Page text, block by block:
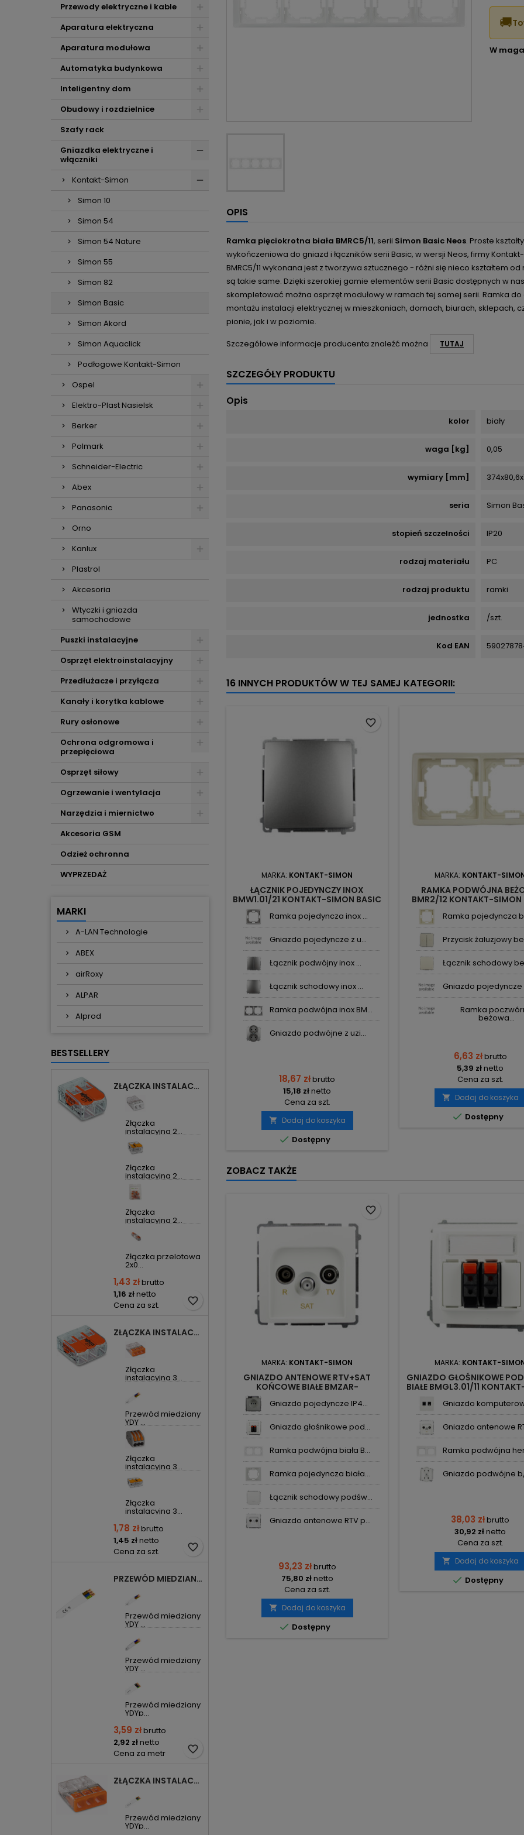
Przewody elektryczne i kable
Aparatura elektryczna
Aparatura modułowa
Automatyka budynkowa
Inteligentny dom
Obudowy i rozdzielnice
Szafy rack
Gniazdka elektryczne i
włączniki
Kontakt-Simon
Simon 10
Simon 54
Simon 54 Nature
Simon 55
Simon 82
Simon Basic
Simon Akord
Simon Aquaclick
Podłogowe Kontakt-Simon
Ospel
Elektro-Plast Nasielsk
Berker
Polmark
Schneider-Electric
Abex
Panasonic
Orno
Kanlux
Plastrol
Akcesoria
Wtyczki i gniazda
samochodowe
Puszki instalacyjne
Osprzęt elektroinstalacyjny
Przedłużacze i przyłącza
Kanały i korytka kablowe
Rury osłonowe
Ochrona odgromowa i
przepięciowa
Osprzęt siłowy
Ogrzewanie i wentylacja
Narzędzia i miernictwo
Akcesoria GSM
Odzież ochronna
WYPRZEDAŻ
MARKI
A-LAN Technologie
ABEX
airRoxy
ALPAR
Alprod
BESTSELLERY
ZŁĄCZKA INSTALACYJNA 2X UNIWERSALNA COMPACT 221-412 WAGO
Złączka
instalacyjna 2...
Złączka
instalacyjna 2...
Złączka
instalacyjna 2...
Złączka przelotowa
2x0...
1,43 złbrutto
1,16 złnetto
Cena za szt.
favorite_border
ZŁĄCZKA INSTALACYJNA 3X UNIWERSALNA COMPACT 221-413 WAGO
Złączka
instalacyjna 3...
Przewód miedziany
YDY ...
Złączka
instalacyjna 3...
Złączka
instalacyjna 3...
1,78 złbrutto
1,45 złnetto
Cena za szt.
favorite_border
PRZEWÓD MIEDZIANY YDYP DRUT 3X1,5MM2 ŻO 450/750V
Przewód miedziany
YDY ...
Przewód miedziany
YDY ...
Przewód miedziany
YDYp...
3,59 złbrutto
2,92 złnetto
Cena za metr
favorite_border
ZŁĄCZKA INSTALACYJNA 3X COMPACT POMARAŃCZOWA 2273-203 WAGO
Przewód miedziany
YDYp...
🚚
W
OPIS
Ramka pięciokrotna biała BMRC5/11, serii Simon Basic Neos. Proste
wykończeniowa do gniazd i łączników serii Basic, w wersji Neos, firmy
BMRC5/11 wykonana jest z tworzywa sztucznego - różni się nieco kształtem
są takie same. Dzięki szerokiej gamie elementów serii Basic dostępnych w
skompletować można osprzęt modułowy w ramach tej samej serii. Ramka
montażu instalacji elektrycznej w mieszkaniach, domach, biurach, sklepach,
pionie, jak i w poziomie.
Szczegółowe informacje producenta znaleźć można
TUTAJ
SZCZEGÓŁY PRODUKTU
Opis
kolor biały
waga [kg] 0,05
wymiary [mm]
seria Simon
stopień szczelności IP20
rodzaj materiału PC
rodzaj produktu ramki
jednostka /szt.
Kod EAN
16 INNYCH PRODUKTÓW W TEJ SAMEJ KATEGORII:
MARKA: KONTAKT-SIMON
ŁĄCZNIK POJEDYNCZY INOX
BMW1.01/21 KONTAKT-SIMON BASIC
Ramka pojedyncza inox ...
Gniazdo pojedyncze z u...
Łącznik podwójny inox ...
Łącznik schodowy inox ...
Ramka podwójna inox BM...
Gniazdo podwójne z uzi...
18,67 złbrutto
15,18 złnetto
Cena za szt.
 Dodaj do koszyka
 Dostępny
favorite_border
MARKA: KONTAKT-
RAMKA PODWÓJNA
BMR2/12 KONTAKT-SIMON
Ramka pojedyncza
Przycisk żaluzjowy
Łącznik schodowy
Gniazdo pojedyncze
Ramka
beżowa...
6,63 złbrutto
5,39 złnetto
Cena za szt.
 Dodaj do koszyka
 Dostępny
ZOBACZ TAKŻE
MARKA: KONTAKT-SIMON
GNIAZDO ANTENOWE RTV+SAT
KOŃCOWE BIAŁE BMZAR-
SAT1.3/1.01/11 SIMON BASIC
KONTAKT-SIMON
Gniazdo pojedyncze IP4...
Gniazdo głośnikowe pod...
Ramka podwójna biała B...
Ramka pojedyncza biała...
Łącznik schodowy podśw...
Gniazdo antenowe RTV p...
93,23 złbrutto
75,80 złnetto
Cena za szt.
 Dodaj do koszyka
 Dostępny
favorite_border
MARKA: KONTAKT-
GNIAZDO GŁOŚNIKOWE
BIAŁE BMGL3.01/11
Gniazdo
Gniazdo antenowe
Ramka podwójna
Gniazdo podwójne
38,03 złbrutto
30,92 złnetto
Cena za szt.
 Dodaj do koszyka
 Dostępny